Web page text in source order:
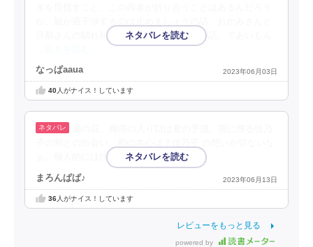
旦那さんの馴れ初め話。運動会リベンジの話。であいもん
なっぱaaua 2023年06月03日
40人がナイス！しています
ぁ。個人的には佳乃子さん推しなんで♪
まろんぱぱ♪ 2023年06月13日
36人がナイス！しています
レビューをもっと見る
powered by